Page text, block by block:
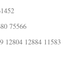
75566
12804 12884 11583